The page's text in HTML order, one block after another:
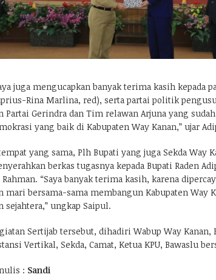
juga mengucapkan banyak terima kasih kepada
Rina Marlina, red), serta partai politik
Partai Gerindra dan Tim relawan Arjuna yang
yang baik di Kabupaten Way Kanan,” ujar
yang sama, Plh Bupati yang juga Sekda Way
berkas tugasnya kepada Bupati Raden
“Saya banyak terima kasih, karena
mari bersama-sama membangun Kabupaten Way
sejahtera,” ungkap Saipul.
Sertijab tersebut, dihadiri Wabup Way Kanan,
Vertikal, Sekda, Camat, Ketua KPU, Bawaslu
: Sandi